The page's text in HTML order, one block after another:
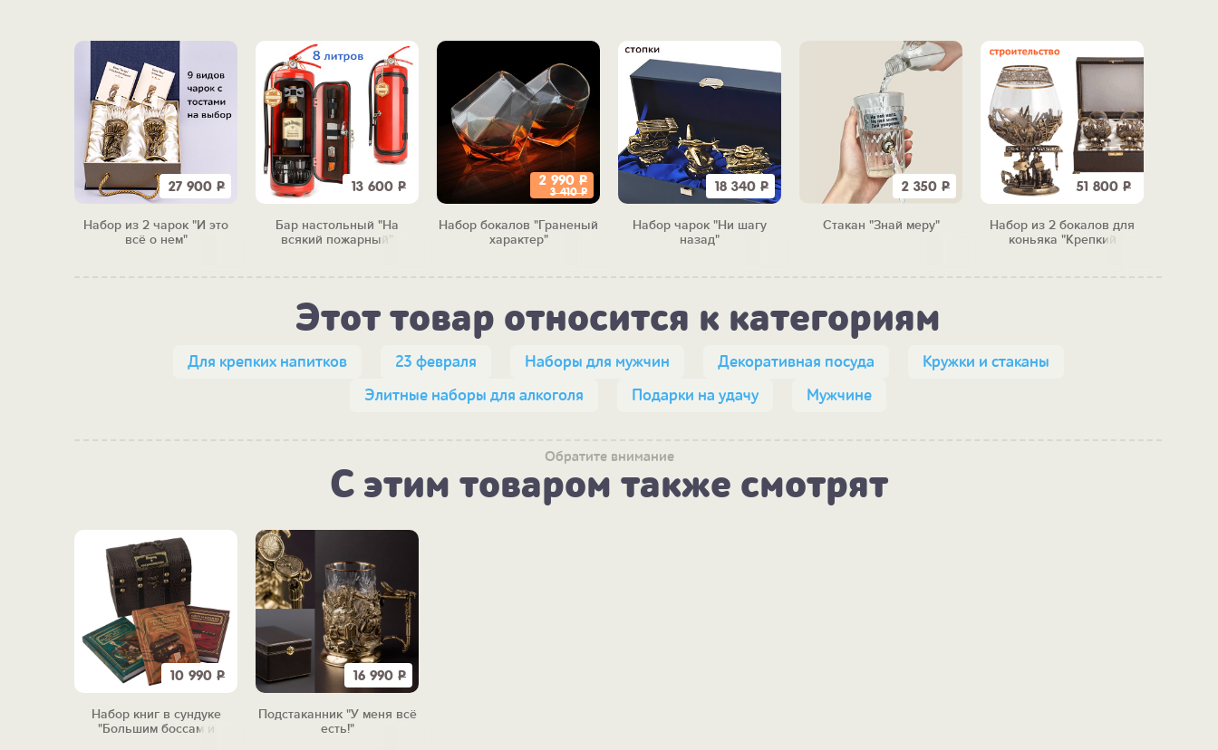
27 900 Р
Набор из 2 чарок "И это
всё о нем"
13 600 Р
Бар настольный "На
всякий пожарный"
2 990 Р
3 410Р
Набор бокалов "Граненый
характер"
18 340 Р
Набор чарок "Ни шагу
назад"
2 350 Р
Стакан "Знай меру"
51 800 Р
Набор из 2 бокалов для
коньяка "Крепкий
Этот товар относится к категориям
Для крепких напитков 23 февраля Наборы для мужчин Декоративная посуда
Кружки и стаканы
Элитные наборы для алкоголя
Подарки на удачу Мужчине
Обратите внимание
С этим товаром также смотрят
10 990 Р
Набор книг в сундуке
"Большим боссам и
16 990 Р
Подстаканник "У меня всё
есть!"